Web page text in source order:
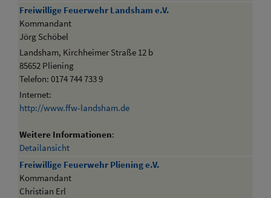
Freiwillige Feuerwehr Landsham e.V.
Kommandant
Jörg Schöbel
Landsham, Kirchheimer Straße 12 b
85652 Pliening
Telefon: 0174 744 733 9
Internet:
http://www.ffw-landsham.de
Weitere Informationen:
Detailansicht
Freiwillige Feuerwehr Pliening e.V.
Kommandant
Christian Erl